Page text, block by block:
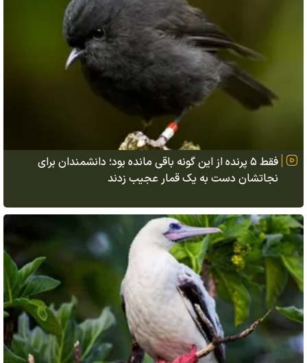
فقط ۵ پرنده از این گونه باقی مانده بود؛ دانشمندان برای
نجاتشان دست به یک قمار عجیب زدند